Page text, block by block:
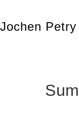
Jochen Petry